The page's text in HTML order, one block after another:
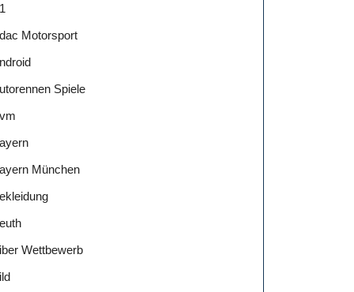
Motorsport
Spiele
München
Wettbewerb